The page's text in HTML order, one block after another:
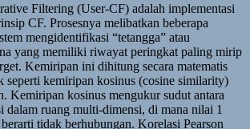
Filtering (User-CF) adalah implementasi
CF. Prosesnya melibatkan beberapa
mengidentifikasi “tetangga” atau
yang memiliki riwayat peringkat paling mirip
Kemiripan ini dihitung secara matematis
seperti kemiripan kosinus (cosine similarity)
Kemiripan kosinus mengukur sudut antara
dalam ruang multi-dimensi, di mana nilai 1
tidak berhubungan. Korelasi Pearson